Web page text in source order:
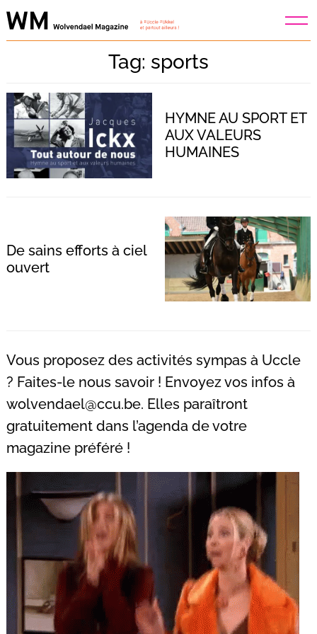
Skip
to
Tag: sports
HYMNE AU SPORT ET
AUX VALEURS
HUMAINES
De sains efforts à ciel
ouvert
Vous proposez des activités sympas à Uccle
? Faites-le nous savoir ! Envoyez vos infos à
wolvendael@ccu.be. Elles paraîtront
gratuitement dans l’agenda de votre
magazine préféré !
: